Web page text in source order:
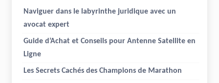
Naviguer dans le labyrinthe juridique avec un
avocat expert
Guide d’Achat et Conseils pour Antenne Satellite en
Ligne
Les Secrets Cachés des Champions de Marathon